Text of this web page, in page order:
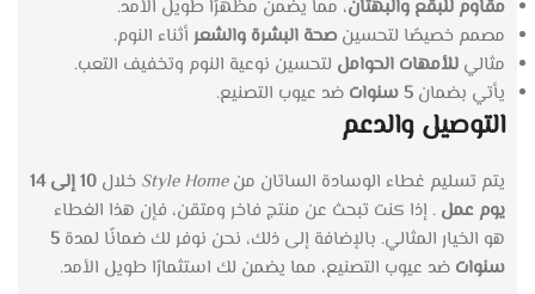
مقاوم للبقع والبهتان، مما يضمن مظهرًا طويل الأمد.
مصمم خصيصًا لتحسين صحة البشرة والشعر أثناء النوم.
مثالي للأمهات الحوامل لتحسين نوعية النوم وتخفيف التعب.
يأتي بضمان 5 سنوات ضد عيوب التصنيع.
التوصيل والدعم
يتم تسليم غطاء الوسادة الساتان منStyle Home خلال
10 إلى 14
يوم عمل . إذا كنت تبحث عن منتج فاخر ومتقن، فإن هذا الغطاء
هو الخيار المثالي. بالإضافة إلى ذلك، نحن نوفر لك ضمانًا لمدة 5
سنوات ضد عيوب التصنيع، مما يضمن لك استثمارًا طويل الأمد.